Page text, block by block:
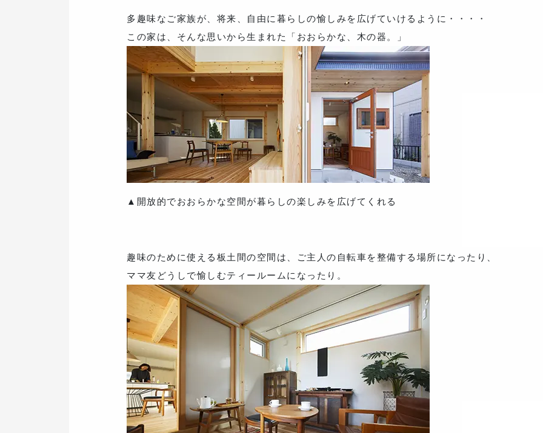
多趣味なご家族が、将来、自由に暮らしの愉しみを広げていけるように・・・・
この家は、そんな思いから生まれた「おおらかな、木の器。」
▲開放的でおおらかな空間が暮らしの楽しみを広げてくれる
趣味のために使える板土間の空間は、ご主人の自転車を整備する場所になったり、
ママ友どうしで愉しむティールームになったり。